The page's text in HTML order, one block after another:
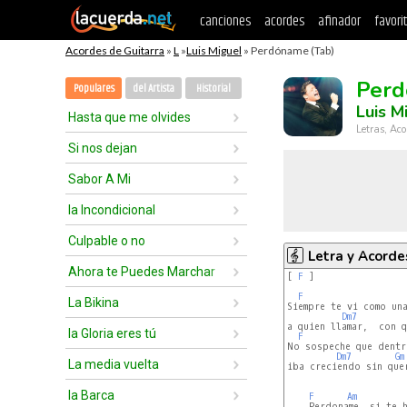
canciones acordes afinador
Acordes de Guitarra » L »Luis Miguel » Perdóname (Tab)
Populares del Artista Historial
Hasta que me olvides
Si nos dejan
Sabor A Mi
la Incondicional
Culpable o no
Ahora te Puedes Marchar
La Bikina
la Gloria eres tú
La media vuelta
la Barca
Luis
Letras,
Letra y
[ F ]
F
Siempre te vi como una
Dm7
a quien llamar,  con
F
No sospeche que
Dm7
Gm
iba creciendo sin
F Am